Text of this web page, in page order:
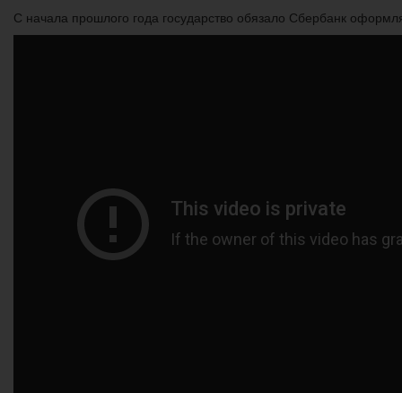
С начала прошлого года государство обязало Сбербанк